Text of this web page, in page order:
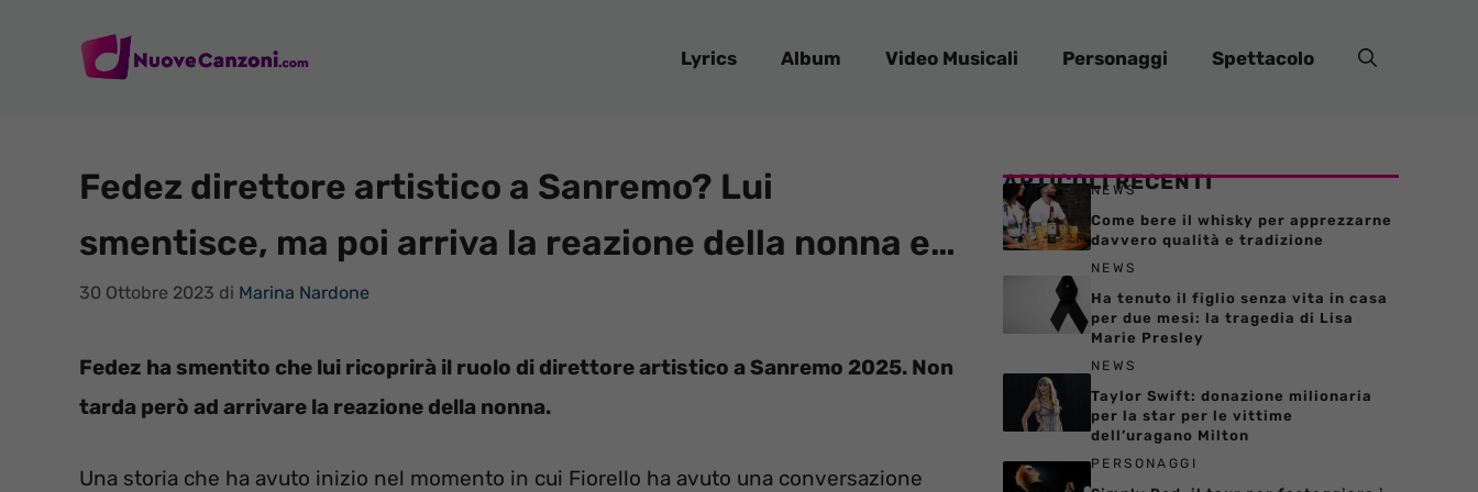
Lyrics Album Video Musicali Personaggi Spettacolo
Fedez direttore artistico a Sanremo? Lui
smentisce, ma poi arriva la reazione della nonna e…
30 Ottobre 2023 di Marina Nardone
Fedez ha smentito che lui ricoprirà il ruolo di direttore artistico a Sanremo 2025. Non
tarda però ad arrivare la reazione della nonna.
Una storia che ha avuto inizio nel momento in cui Fiorello ha avuto una conversazione
ARTICOLI RECENTI
NEWS
Come bere il whisky per apprezzarne
davvero qualità e tradizione
NEWS
Ha tenuto il figlio senza vita in casa
per due mesi: la tragedia di Lisa
Marie Presley
NEWS
Taylor Swift: donazione milionaria
per la star per le vittime
dell’uragano Milton
PERSONAGGI